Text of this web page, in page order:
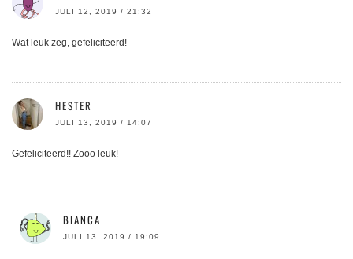
JULI 12, 2019 / 21:32
Wat leuk zeg, gefeliciteerd!
HESTER
JULI 13, 2019 / 14:07
Gefeliciteerd!! Zooo leuk!
BIANCA
JULI 13, 2019 / 19:09